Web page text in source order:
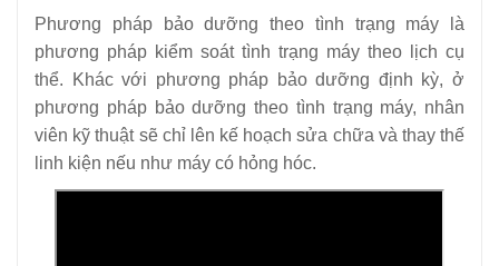
Phương pháp bảo dưỡng theo tình trạng máy là
phương pháp kiểm soát tình trạng máy theo lịch cụ
thể. Khác với phương pháp bảo dưỡng định kỳ, ở
phương pháp bảo dưỡng theo tình trạng máy, nhân
viên kỹ thuật sẽ chỉ lên kế hoạch sửa chữa và thay thế
linh kiện nếu như máy có hỏng hóc.